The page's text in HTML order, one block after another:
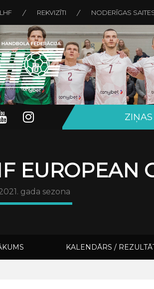
REKVIZĪTI NODERĪGAS
ZIŅAS
EUROPEAN
gada sezona
KALENDĀRS /